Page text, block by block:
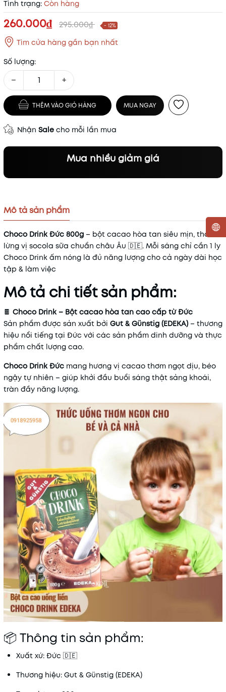
Tình trạng: Còn hàng
260.000₫ 295.000₫ - 12%
Tìm cửa hàng gần bạn nhất
Số lượng:
− +
THÊM VÀO GIỎ HÀNG MUA NGAY
Nhận Sale cho mỗi lần mua
Mua nhiều giảm giá
Mã khuyến mãi:
Điều kiện:
Mô tả sản phẩm
Choco Drink Đức 800g – bột cacao hòa tan siêu mịn, thơm
lừng vị socola sữa chuẩn châu Âu 🇩🇪. Mỗi sáng chỉ cần 1 ly
Choco Drink ấm nóng là đủ năng lượng cho cả ngày dài học
tập & làm việc
Mô tả chi tiết sản phẩm:
🍫 Choco Drink – Bột cacao hòa tan cao cấp từ Đức
Sản phẩm được sản xuất bởi Gut & Günstig (EDEKA) – thương
hiệu nổi tiếng tại Đức với các sản phẩm dinh dưỡng và thực
phẩm chất lượng cao.
Choco Drink Đức mang hương vị cacao thơm ngọt dịu, béo
ngậy tự nhiên – giúp khởi đầu buổi sáng thật sảng khoái,
tràn đầy năng lượng.
📦 Thông tin sản phẩm:
Xuất xứ: Đức 🇩🇪
Thương hiệu: Gut & Günstig (EDEKA)